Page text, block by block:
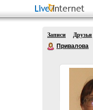
Записи Друзья
Привалова